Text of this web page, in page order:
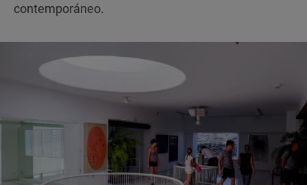
contemporáneo.